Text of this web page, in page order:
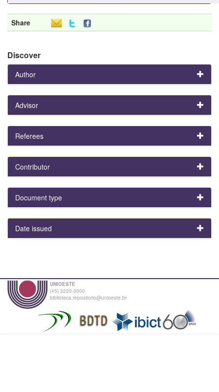
Share
Discover
Author
Advisor
Referees
Contributor
Document type
Date issued
UNIOESTE
(45) 3220-3000
biblioteca.repositorio@unioeste.br